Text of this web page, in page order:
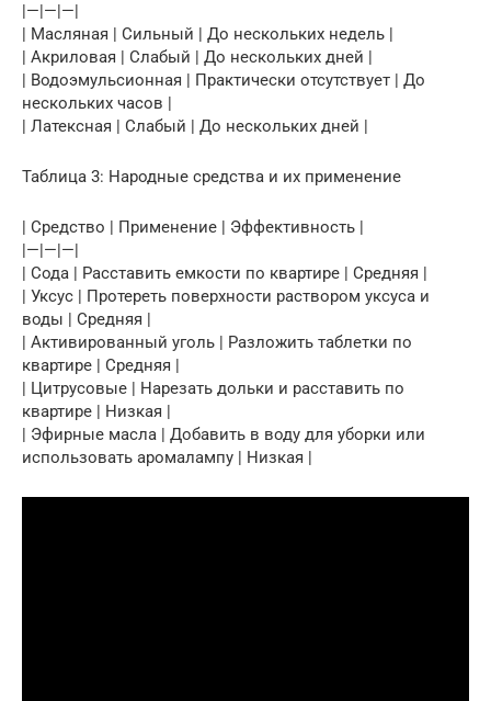
|—|—|—|
| Масляная | Сильный | До нескольких недель |
| Акриловая | Слабый | До нескольких дней |
| Водоэмульсионная | Практически отсутствует | До
нескольких часов |
| Латексная | Слабый | До нескольких дней |
Таблица 3: Народные средства и их применение
| Средство | Применение | Эффективность |
|—|—|—|
| Сода | Расставить емкости по квартире | Средняя |
| Уксус | Протереть поверхности раствором уксуса и
воды | Средняя |
| Активированный уголь | Разложить таблетки по
квартире | Средняя |
| Цитрусовые | Нарезать дольки и расставить по
квартире | Низкая |
| Эфирные масла | Добавить в воду для уборки или
использовать аромалампу | Низкая |